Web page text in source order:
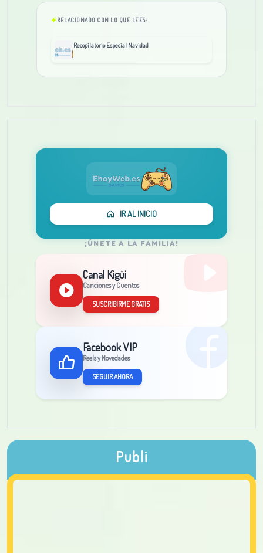
RELACIONADO CON LO QUE LEES:
Recopilatorio Especial Navidad
IR AL INICIO
¡ÚNETE A LA FAMILIA!
Canal Kigüi
Canciones y Cuentos
SUSCRIBIRME GRATIS
Facebook VIP
Reels y Novedades
SEGUIR AHORA
Publi